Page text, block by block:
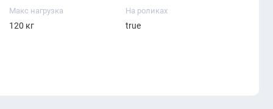
Макс нагрузка
120 кг
На роликах
true